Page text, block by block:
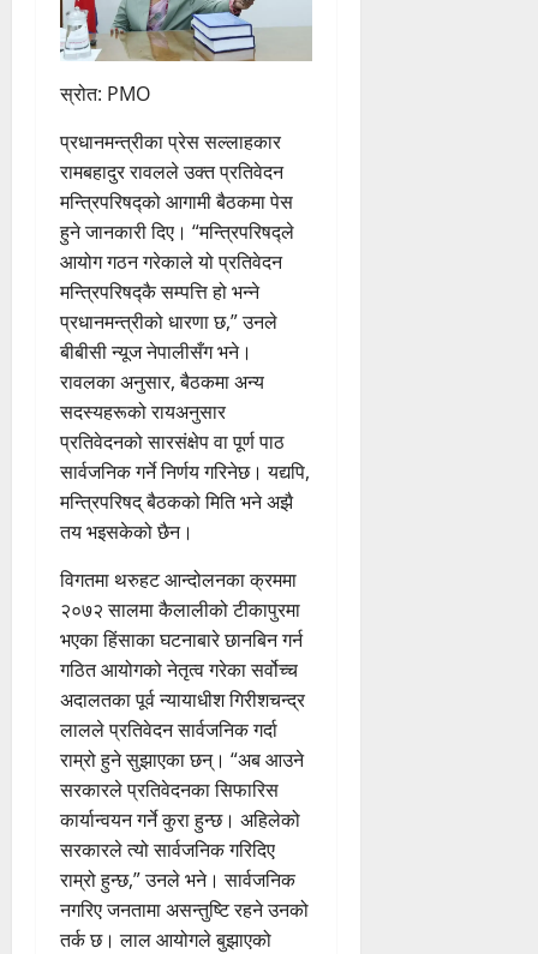
स्रोत: PMO
प्रधानमन्त्रीका प्रेस सल्लाहकार
रामबहादुर रावलले उक्त प्रतिवेदन
मन्त्रिपरिषद्को आगामी बैठकमा पेस
हुने जानकारी दिए। “मन्त्रिपरिषद्ले
आयोग गठन गरेकाले यो प्रतिवेदन
मन्त्रिपरिषद्कै सम्पत्ति हो भन्ने
प्रधानमन्त्रीको धारणा छ,” उनले
बीबीसी न्यूज नेपालीसँग भने।
रावलका अनुसार, बैठकमा अन्य
सदस्यहरूको रायअनुसार
प्रतिवेदनको सारसंक्षेप वा पूर्ण पाठ
सार्वजनिक गर्ने निर्णय गरिनेछ। यद्यपि,
मन्त्रिपरिषद् बैठकको मिति भने अझै
तय भइसकेको छैन।
विगतमा थरुहट आन्दोलनका क्रममा
२०७२ सालमा कैलालीको टीकापुरमा
भएका हिंसाका घटनाबारे छानबिन गर्न
गठित आयोगको नेतृत्व गरेका सर्वोच्च
अदालतका पूर्व न्यायाधीश गिरीशचन्द्र
लालले प्रतिवेदन सार्वजनिक गर्दा
राम्रो हुने सुझाएका छन्। “अब आउने
सरकारले प्रतिवेदनका सिफारिस
कार्यान्वयन गर्ने कुरा हुन्छ। अहिलेको
सरकारले त्यो सार्वजनिक गरिदिए
राम्रो हुन्छ,” उनले भने। सार्वजनिक
नगरिए जनतामा असन्तुष्टि रहने उनको
तर्क छ। लाल आयोगले बुझाएको